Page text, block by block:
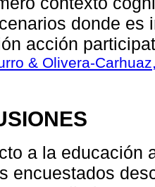
donde es
acción
& Olivera-
a la educación
encuestados